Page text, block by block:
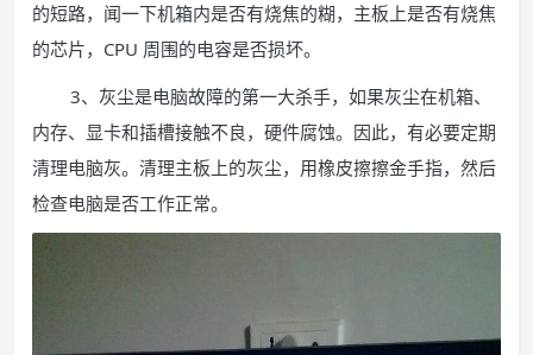
的短路，闻一下机箱内是否有烧焦的糊，主板上是否有烧焦
的芯片，CPU 周围的电容是否损坏。
3、灰尘是电脑故障的第一大杀手，如果灰尘在机箱、
内存、显卡和插槽接触不良，硬件腐蚀。因此，有必要定期
清理电脑灰。清理主板上的灰尘，用橡皮擦擦金手指，然后
检查电脑是否工作正常。